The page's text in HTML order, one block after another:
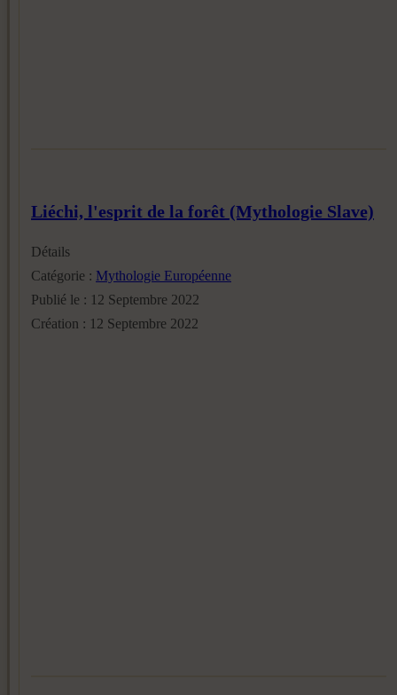
Liéchi, l'esprit de la forêt (Mythologie Slave)
Détails
Catégorie : Mythologie Européenne
Publié le : 12 Septembre 2022
Création : 12 Septembre 2022